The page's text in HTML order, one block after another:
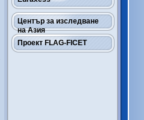
Център за изследване
на Азия
Проект FLAG-FICET